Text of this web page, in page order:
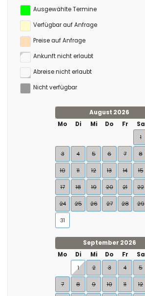
Ausgewählte Termine
Verfügbar auf Anfrage
Preise auf Anfrage
Ankunft nicht erlaubt
Abreise nicht erlaubt
Nicht verfügbar
August 2026
Mo
Di Mi Do Fr Sa
1
3 4 5 6 7 8
10 11 12 13 14 15
17 18 19 20 21 22
24 25 26 27 28 29
31
September 2026
Mo
Di Mi Do Fr Sa
1
2 3 4 5
7 8 9 10 11 12